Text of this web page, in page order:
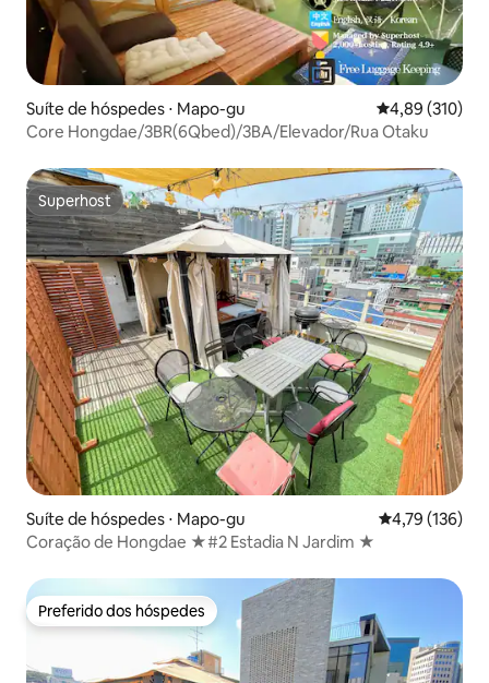
Suíte de hóspedes ⋅ Mapo-gu 4,89 de uma
4,89 (310)
Core Hongdae/3BR(6Qbed)/3BA/Elevador/Rua Otaku
Superhost
Superhost
Suíte de hóspedes ⋅ Mapo-gu 4,79 de uma
4,79 (136)
Coração de Hongdae ★#2 Estadia N Jardim ★
Preferido dos hóspedes
Preferido dos hóspedes